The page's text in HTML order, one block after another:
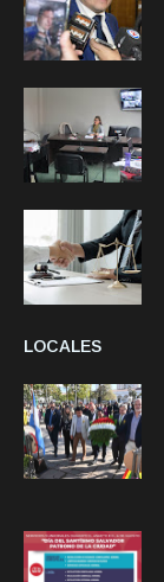
LOCALES